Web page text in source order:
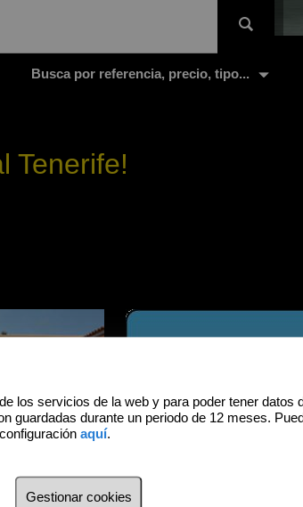
Busca por referencia, precio, tipo...
Tenerife!
los servicios de la web y para poder tener datos
guardadas durante un periodo de 12 meses.
aquí.
Gestionar cookies